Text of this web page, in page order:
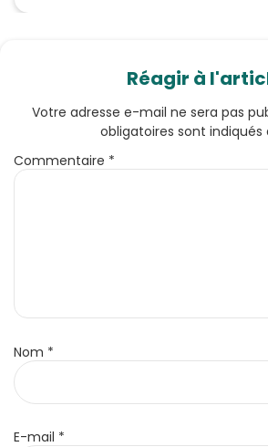
Réagir à
Votre adresse e-mail ne sera pas
obligatoires sont indiqués
Commentaire *
Nom *
E-mail *